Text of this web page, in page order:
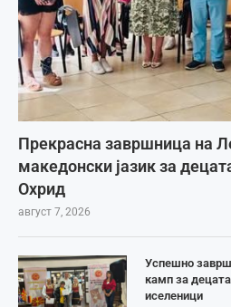
Прекрасна завршница на
македонски јазик за
Охрид
август 7, 2026
Успешно
камп за
иселеници